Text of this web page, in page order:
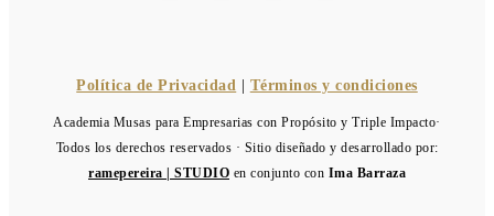
Política de Privacidad | Términos y condiciones
Academia Musas para Empresarias con Propósito y Triple Impacto·
Todos los derechos reservados · Sitio diseñado y desarrollado por:
ramepereira | STUDIO en conjunto con Ima Barraza